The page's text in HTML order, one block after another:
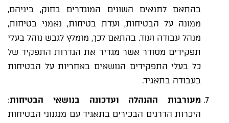
בהתאם לתנאים השונים המוגדרים בחוק, ביניהם,
ממונה על הבטיחות, ועדת בטיחות, נאמני בטיחות,
מנהל עבודה ועוד. בהתאם לכך, מומלץ לגבש נוהל בעלי
תפקידים מסודר אשר מגדיר את הגדרות התפקיד של
כל בעלי התפקידים הנושאים באחריות על הבטיחות
בעבודה בתאגיד.
מעורבות ההנהלה ועדכונה בנושאי הבטיחות:
היכרות הדרגים הבכירים בתאגיד עם מנגנוני הבטיחות